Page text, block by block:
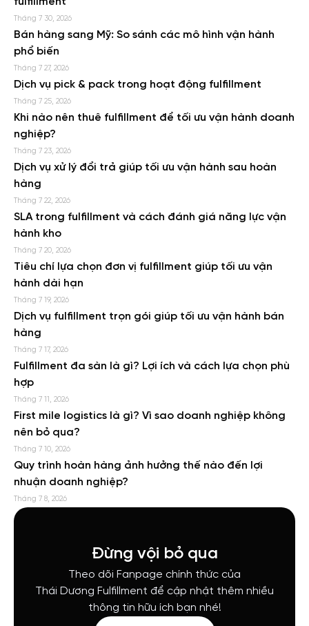
Tháng 7 30, 2026
Bán hàng sang Mỹ: So sánh các mô hình vận hành
phổ biến
Tháng 7 27, 2026
Dịch vụ pick & pack trong hoạt động fulfillment
Tháng 7 25, 2026
Khi nào nên thuê fulfillment để tối ưu vận hành doanh
nghiệp?
Tháng 7 23, 2026
Dịch vụ xử lý đổi trả giúp tối ưu vận hành sau hoàn
hàng
Tháng 7 22, 2026
SLA trong fulfillment và cách đánh giá năng lực vận
hành kho
Tháng 7 20, 2026
Tiêu chí lựa chọn đơn vị fulfillment giúp tối ưu vận
hành dài hạn
Tháng 7 19, 2026
Dịch vụ fulfillment trọn gói giúp tối ưu vận hành bán
hàng
Tháng 7 17, 2026
Fulfillment đa sàn là gì? Lợi ích và cách lựa chọn phù
hợp
Tháng 7 11, 2026
First mile logistics là gì? Vì sao doanh nghiệp không
nên bỏ qua?
Tháng 7 10, 2026
Quy trình hoàn hàng ảnh hưởng thế nào đến lợi
nhuận doanh nghiệp?
Tháng 7 8, 2026
Đừng vội bỏ qua
Theo dõi Fanpage chính thức của
Thái Dương Fulfillment để cập nhật thêm nhiều
thông tin hữu ích bạn nhé!